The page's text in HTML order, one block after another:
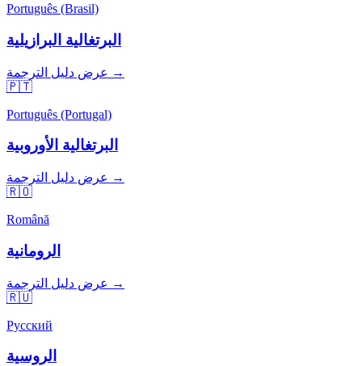
Português (Brasil)
البرتغالية البرازيلية
عرض دليل الترجمة →
🇵🇹
Português (Portugal)
البرتغالية الأوروبية
عرض دليل الترجمة →
🇷🇴
Română
الرومانية
عرض دليل الترجمة →
🇷🇺
Русский
الروسية